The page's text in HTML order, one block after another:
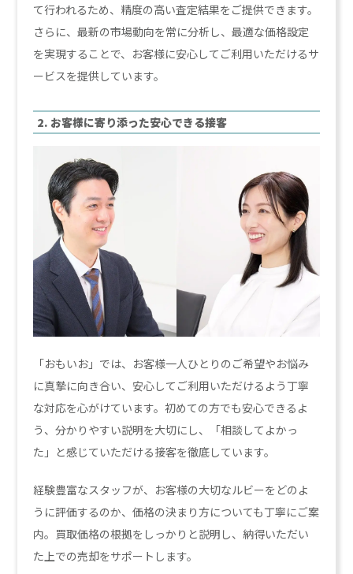
て行われるため、精度の高い査定結果をご提供できます。
さらに、最新の市場動向を常に分析し、最適な価格設定
を実現することで、お客様に安心してご利用いただけるサ
ービスを提供しています。
2. お客様に寄り添った安心できる接客
「おもいお」では、お客様一人ひとりのご希望やお悩み
に真摯に向き合い、安心してご利用いただけるよう丁寧
な対応を心がけています。初めての方でも安心できるよ
う、分かりやすい説明を大切にし、「相談してよかっ
た」と感じていただける接客を徹底しています。
経験豊富なスタッフが、お客様の大切なルビーをどのよ
うに評価するのか、価格の決まり方についても丁寧にご案
内。買取価格の根拠をしっかりと説明し、納得いただい
た上での売却をサポートします。